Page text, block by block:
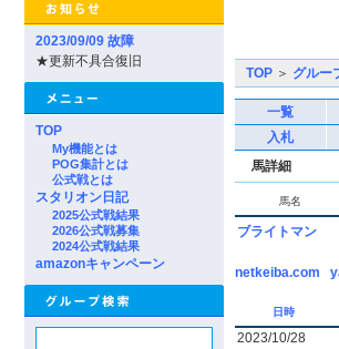
2023/09/09 故障
★更新不具合復旧
TOP
My機能とは
POG集計とは
公式戦とは
スタリオン日記
2025公式戦結果
2026公式戦募集
2024公式戦結果
amazonキャンペーン
TOP ＞ グルー
一覧
入札
馬詳細
馬名
ブライトマン
netkeiba.com
日時
2023/10/28